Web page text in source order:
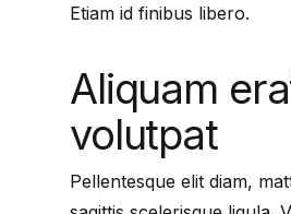
Etiam id finibus libero.
Aliquam
volutpat
Pellentesque elit diam,